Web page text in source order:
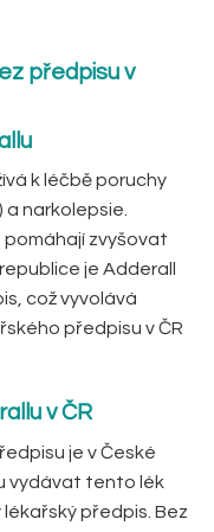
předpisu v
k léčbě poruchy
narkolepsie.
zvyšovat
je Adderall
což vyvolává
předpisu v ČR
v ČR
je v České
vydávat tento lék
předpis. Bez